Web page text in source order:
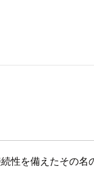
を備えたその名